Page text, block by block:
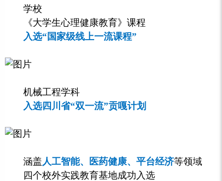
学校
《大学生心理健康教育》课程
入选“国家级线上一流课程”
机械工程学科
入选四川省“双一流”贡嘎计划
涵盖人工智能、医药健康、平台经济等领域
四个校外实践教育基地成功入选